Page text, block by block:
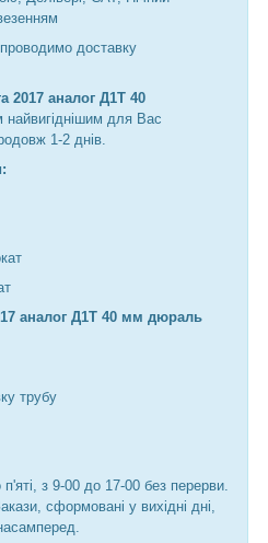
доставку
2017 аналог Д1Т 40
найвигіднішим для Вас
1-2 днів.
аналог Д1Т 40 мм дюраль
трубу
п'яті, з 9-00 до 17-00 без перерви.
сформовані у вихідні дні,